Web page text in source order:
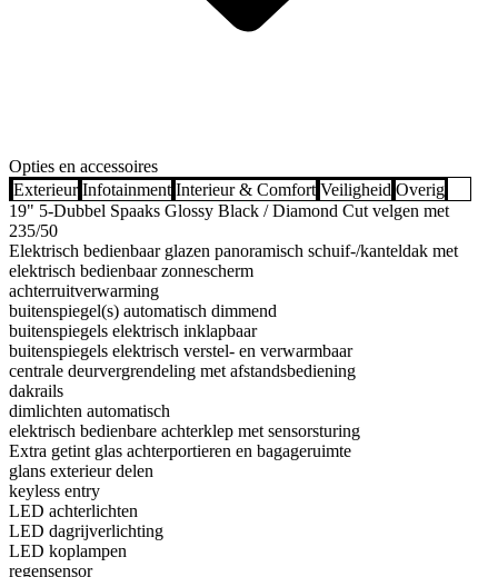
Opties en accessoires
Exterieur Infotainment Interieur & Comfort Veiligheid Overig
19" 5-Dubbel Spaaks Glossy Black / Diamond Cut velgen met
235/50
Elektrisch bedienbaar glazen panoramisch schuif-/kanteldak met
elektrisch bedienbaar zonnescherm
achterruitverwarming
buitenspiegel(s) automatisch dimmend
buitenspiegels elektrisch inklapbaar
buitenspiegels elektrisch verstel- en verwarmbaar
centrale deurvergrendeling met afstandsbediening
dakrails
dimlichten automatisch
elektrisch bedienbare achterklep met sensorsturing
Extra getint glas achterportieren en bagageruimte
glans exterieur delen
keyless entry
LED achterlichten
LED dagrijverlichting
LED koplampen
regensensor